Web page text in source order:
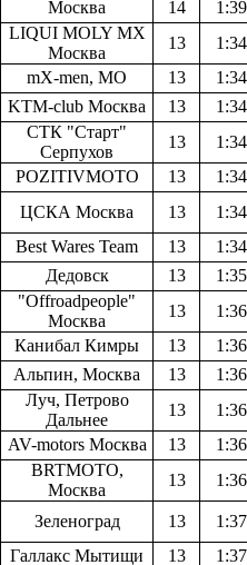
Москва 14
LIQUI MOLY MX
Москва
13
mX-men, МО 13
KTM-club Москва 13
СТК "Старт"
Серпухов
13
POZITIVMOTO 13
ЦСКА Москва 13
Best Wares Team 13
Дедовск 13
"Offroadpeople"
Москва
13
Канибал Кимры 13
Альпин, Москва 13
Луч, Петрово
Дальнее
13
AV-motors Москва 13
BRTMOTO,
Москва
13
Зеленоград 13
Галлакс Мытищи 13